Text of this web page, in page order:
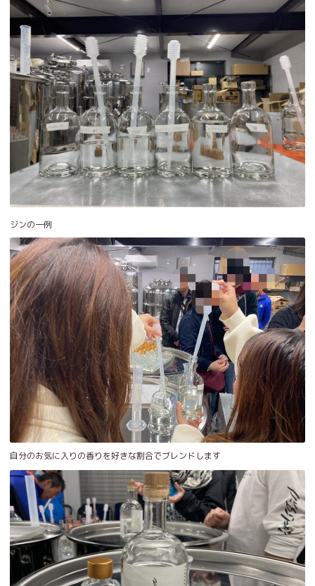
ジンの一例
自分のお気に入りの香りを好きな割合でブレンドします